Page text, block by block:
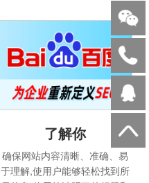
了解你
确保网站内容清晰、准确、易
于理解,使用户能够轻松找到所